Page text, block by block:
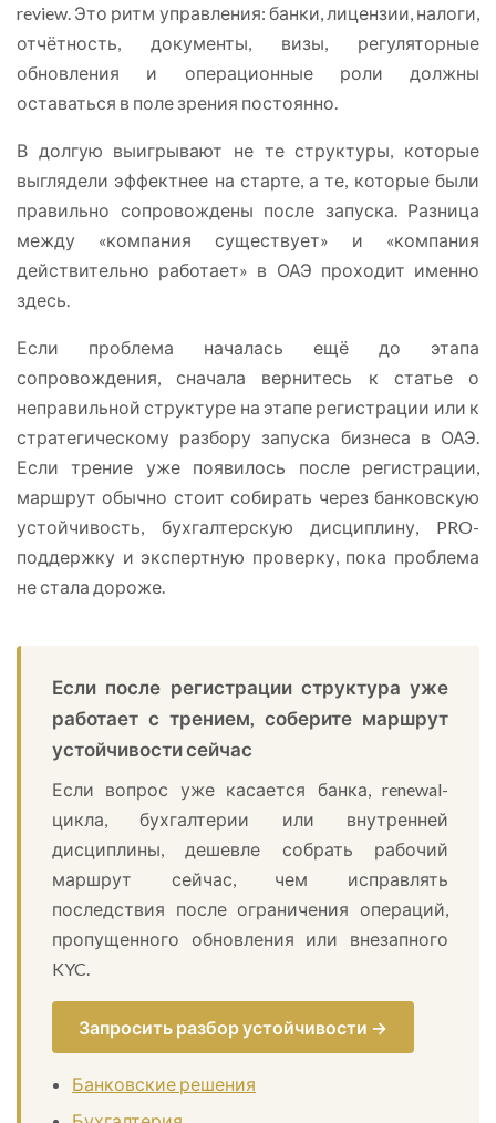
review. Это ритм управления: банки, лицензии, налоги,
отчётность, документы, визы, регуляторные
обновления и операционные роли должны
оставаться в поле зрения постоянно.
В долгую выигрывают не те структуры, которые
выглядели эффектнее на старте, а те, которые были
правильно сопровождены после запуска. Разница
между «компания существует» и «компания
действительно работает» в ОАЭ проходит именно
здесь.
Если проблема началась ещё до этапа
сопровождения, сначала вернитесь к статье о
неправильной структуре на этапе регистрации или к
стратегическому разбору запуска бизнеса в ОАЭ.
Если трение уже появилось после регистрации,
маршрут обычно стоит собирать через банковскую
устойчивость, бухгалтерскую дисциплину, PRO-
поддержку и экспертную проверку, пока проблема
не стала дороже.
Если после регистрации структура уже
работает с трением, соберите маршрут
устойчивости сейчас
Если вопрос уже касается банка, renewal-
цикла, бухгалтерии или внутренней
дисциплины, дешевле собрать рабочий
маршрут сейчас, чем исправлять
последствия после ограничения операций,
пропущенного обновления или внезапного
KYC.
Запросить разбор устойчивости →
Банковские решения